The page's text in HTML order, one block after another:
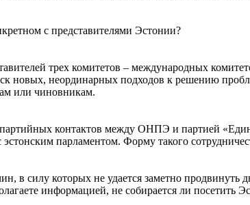
с представителями Эстонии?
трех комитетов – международных
новых, неординарных подходов к решению
или чиновникам.
контактов между ОНПЭ и партией
парламентом. Форму такого
которых не удается заметно продвинуть
информацией, не собирается ли посетить